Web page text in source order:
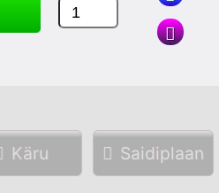
Käru Saidiplaan